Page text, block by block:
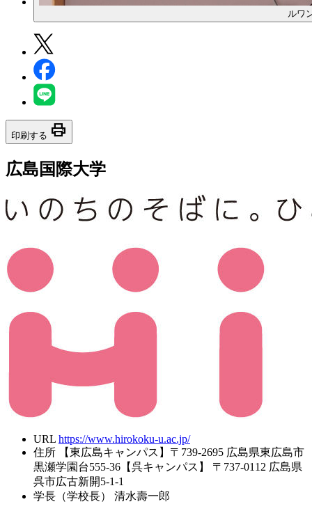
ルワ
印刷する print
広島国際大学
URL https://www.hirokoku-u.ac.jp/
住所
【東広島キャンパス】〒739-2695 広島県東広島市
黒瀬学園台555-36【呉キャンパス】 〒737-0112 広島県
呉市広古新開5-1-1
学長（学校長）
清水壽一郎